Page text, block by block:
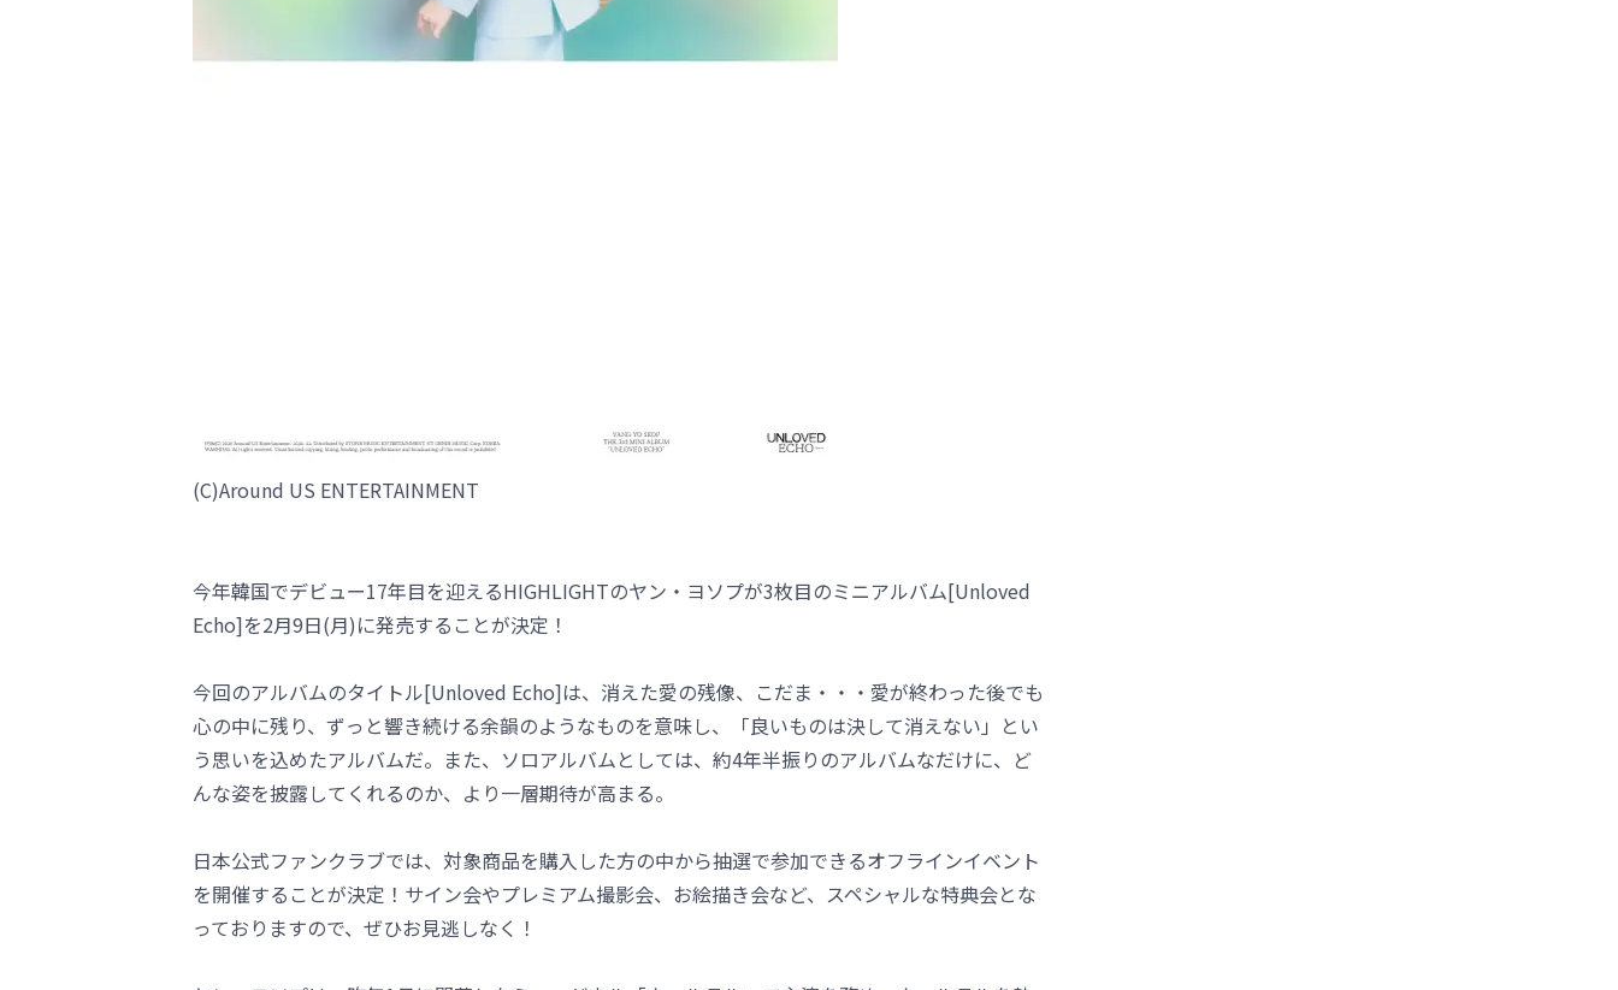
(C)️Around US ENTERTAINMENT
今年韓国でデビュー17年目を迎えるHIGHLIGHTのヤン・ヨソプが3枚目のミニアルバム[Unloved
Echo]を2月9日(月)に発売することが決定！
今回のアルバムのタイトル[Unloved Echo]は、消えた愛の残像、こだま・・・愛が終わった後でも
心の中に残り、ずっと響き続ける余韻のようなものを意味し、「良いものは決して消えない」とい
う思いを込めたアルバムだ。また、ソロアルバムとしては、約4年半振りのアルバムなだけに、ど
んな姿を披露してくれるのか、より一層期待が高まる。
日本公式ファンクラブでは、対象商品を購入した方の中から抽選で参加できるオフラインイベント
を開催することが決定！サイン会やプレミアム撮影会、お絵描き会など、スペシャルな特典会とな
っておりますので、ぜひお見逃しなく！